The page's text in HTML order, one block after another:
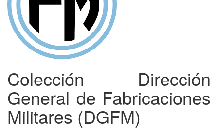
Colección Dirección
General de Fabricaciones
Militares (DGFM)